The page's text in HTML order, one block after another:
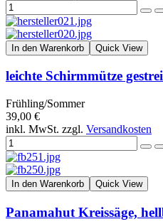
In den Warenkorb Quick View
leichte Schirmmütze
Frühling/Sommer
39,00 €
inkl. MwSt. zzgl. Versandkosten
In den Warenkorb Quick View
Panamahut Kreissäge,